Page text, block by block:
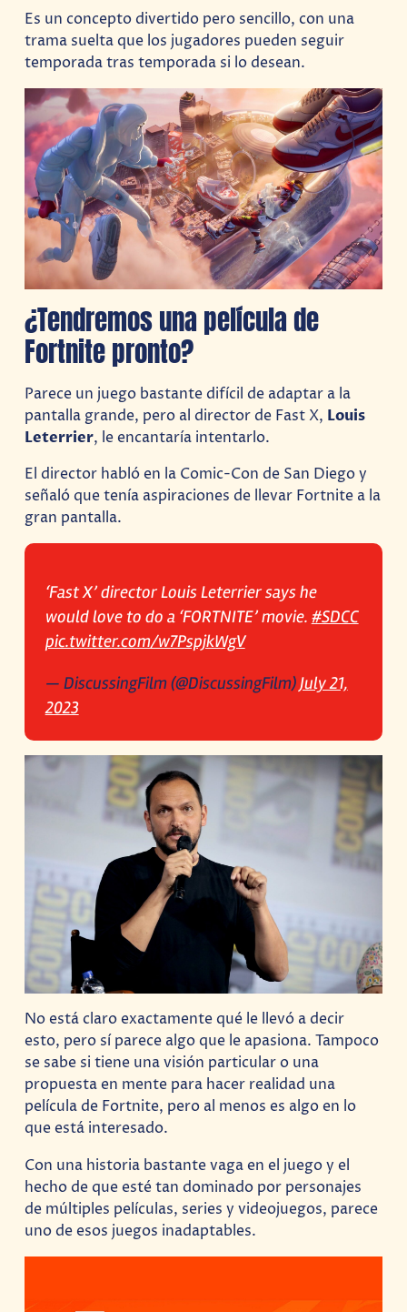
Es un concepto divertido pero sencillo, con una
trama suelta que los jugadores pueden seguir
temporada tras temporada si lo desean.
¿Tendremos una película de
Fortnite pronto?
Parece un juego bastante difícil de adaptar a la
pantalla grande, pero al director de Fast X, Louis
Leterrier, le encantaría intentarlo.
El director habló en la Comic-Con de San Diego y
señaló que tenía aspiraciones de llevar Fortnite a la
gran pantalla.
‘Fast X’ director Louis Leterrier says he
would love to do a ‘FORTNITE’ movie. #SDCC
pic.twitter.com/w7PspjkWgV
— DiscussingFilm (@DiscussingFilm)July 21,
2023
No está claro exactamente qué le llevó a decir
esto, pero sí parece algo que le apasiona. Tampoco
se sabe si tiene una visión particular o una
propuesta en mente para hacer realidad una
película de Fortnite, pero al menos es algo en lo
que está interesado.
Con una historia bastante vaga en el juego y el
hecho de que esté tan dominado por personajes
de múltiples películas, series y videojuegos, parece
uno de esos juegos inadaptables.